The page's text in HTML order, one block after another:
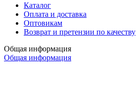
Каталог
Оплата и доставка
Оптовикам
Возврат и претензии по качеству
Общая информация
Общая информация